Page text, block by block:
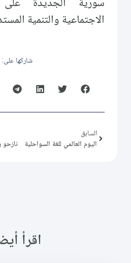
الاجتماعية والتنمية
شاركها على:
السابق
اليوم العالمي للغة السواحلية
اقرأ